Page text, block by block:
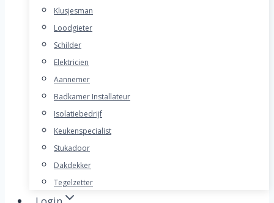
Klusjesman
Loodgieter
Schilder
Elektricien
Aannemer
Badkamer Installateur
Isolatiebedrijf
Keukenspecialist
Stukadoor
Dakdekker
Tegelzetter